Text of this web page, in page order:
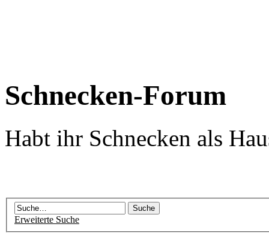
Schnecken-Forum
Habt ihr Schnecken als
Erweiterte Suche